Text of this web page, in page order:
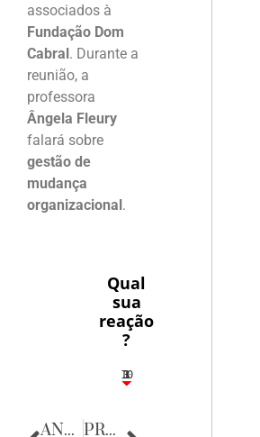
associados à
Fundação Dom
Cabral. Durante a
reunião, a
professora
Ângela Fleury
falará sobre
gestão de
mudança
organizacional.
Qual
sua
reação
?
3
1
1
3
10
ANTERIOR PRÓXIMA